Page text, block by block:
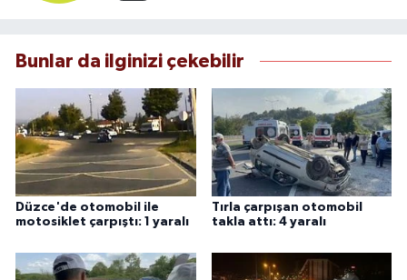
Bunlar da ilginizi çekebilir
Düzce'de otomobil ile
motosiklet çarpıştı: 1 yaralı
Tırla çarpışan otomobil
takla attı: 4 yaralı